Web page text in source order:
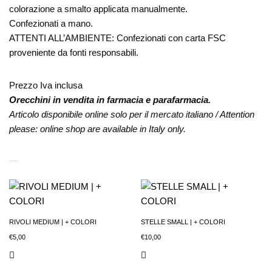
colorazione a smalto applicata manualmente.
Confezionati a mano.
ATTENTI ALL’AMBIENTE: Confezionati con carta FSC
proveniente da fonti responsabili.
Prezzo Iva inclusa
Orecchini in vendita in farmacia e parafarmacia.
Articolo disponibile online solo per il mercato italiano / Attention
please: online shop are available in Italy only.
RIVOLI MEDIUM | + COLORI
€5,00
STELLE SMALL | + COLORI
€10,00